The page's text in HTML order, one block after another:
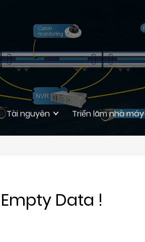
Tài nguyên Triển lãm nhà máy
Empty Data !